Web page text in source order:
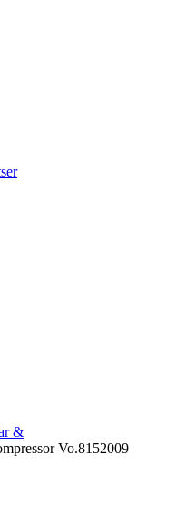
&
Vo.8152009